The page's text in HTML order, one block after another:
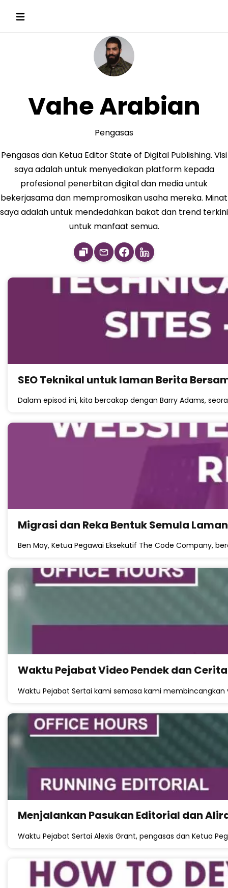
Vahe Arabian
Pengasas
Pengasas dan Ketua Editor State of Digital Publishing. Visi
saya adalah untuk menyediakan platform kepada
profesional penerbitan digital dan media untuk
bekerjasama dan mempromosikan usaha mereka. Minat
saya adalah untuk mendedahkan bakat dan trend terkini
untuk manfaat semua.
SEO Teknikal untuk laman Berita
Dalam episod ini, kita bercakap dengan Barry Adams,
Migrasi dan Reka Bentuk Semula
Ben May, Ketua Pegawai Eksekutif The Code Company,
Waktu Pejabat Video Pendek dan
Waktu Pejabat Sertai kami semasa kami
Menjalankan Pasukan Editorial dan
Waktu Pejabat Sertai Alexis Grant, pengasas dan Ketua